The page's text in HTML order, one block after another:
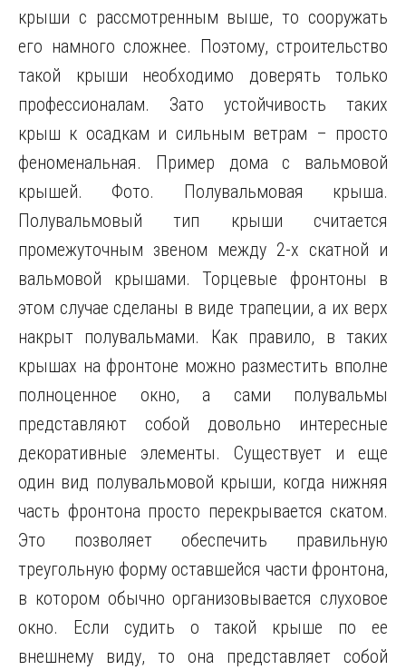
крыши с рассмотренным выше, то сооружать
его намного сложнее. Поэтому, строительство
такой крыши необходимо доверять только
профессионалам. Зато устойчивость таких
крыш к осадкам и сильным ветрам – просто
феноменальная. Пример дома с вальмовой
крышей. Фото. Полувальмовая крыша.
Полувальмовый тип крыши считается
промежуточным звеном между 2-х скатной и
вальмовой крышами. Торцевые фронтоны в
этом случае сделаны в виде трапеции, а их верх
накрыт полувальмами. Как правило, в таких
крышах на фронтоне можно разместить вполне
полноценное окно, а сами полувальмы
представляют собой довольно интересные
декоративные элементы. Существует и еще
один вид полувальмовой крыши, когда нижняя
часть фронтона просто перекрывается скатом.
Это позволяет обеспечить правильную
треугольную форму оставшейся части фронтона,
в котором обычно организовывается слуховое
окно. Если судить о такой крыше по ее
внешнему виду, то она представляет собой